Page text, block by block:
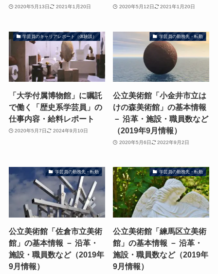
2020年5月13日 2021年1月20日 2020年5月12日 2021年1月20日
学芸員のキャリアレポート（体験談）
「大学付属博物館」に嘱託
で働く「歴史系学芸員」の
仕事内容・給料レポート
2020年5月7日 2024年9月10日
学芸員の勤務先・転勤
公立美術館「小金井市立は
けの森美術館」の基本情報
－ 沿革・施設・職員数など
（2019年9月情報）
2020年5月6日 2022年9月2日
学芸員の勤務先・転勤
公立美術館「佐倉市立美術
館」の基本情報 － 沿革・
施設・職員数など（2019年
9月情報）
学芸員の勤務先・転勤
公立美術館「練馬区立美術
館」の基本情報 － 沿革・
施設・職員数など（2019年
9月情報）